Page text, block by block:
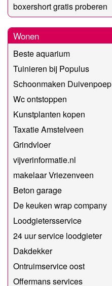
boxershort gratis proberen
Wonen
Beste aquarium
Tuinieren bij Populus
Schoonmaken Duivenpoep
Wc ontstoppen
Kunstplanten kopen
Taxatie Amstelveen
Grindvloer
vijverinformatie.nl
makelaar Vriezenveen
Beton garage
De keuken wrap company
Loodgietersservice
24 uur service loodgieter
Dakdekker
Ontruimservice oost
Offermans services